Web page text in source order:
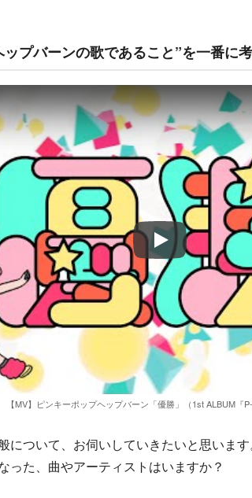
プバーンの歌であること”を一番に
【MV】ピンキーポップヘップバーン「優勝」（1st ALBUM『
について、お伺いしていきたいと思いま
った、曲やアーティストはいますか？